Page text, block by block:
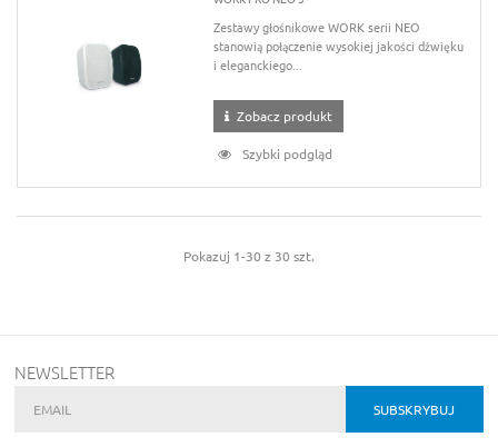
Zestawy głośnikowe WORK serii NEO
stanowią połączenie wysokiej jakości dźwięku
i eleganckiego...
Zobacz produkt
Szybki podgląd
Pokazuj 1-30 z 30 szt.
NEWSLETTER